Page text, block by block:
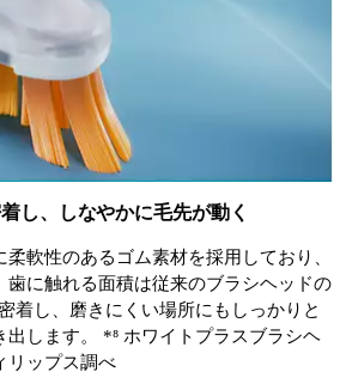
し、しなやかに毛先が動く
軟性のあるゴム素材を採用しており、
歯に触れる面積は従来のブラシヘッドの
着し、磨きにくい場所にもしっかりと
出します。 *⁸ ホワイトプラスブラシヘ
リップス調べ